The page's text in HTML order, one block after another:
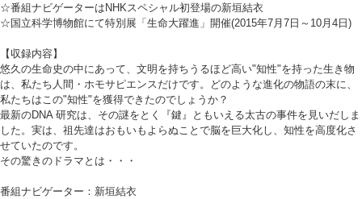
☆番組ナビゲーターはNHKスペシャル初登場の新垣結衣
☆国立科学博物館にて特別展「生命大躍進」開催(2015年7月7日～10月4日)
【収録内容】
悠久の生命史の中にあって、文明を持ちうるほど高い"知性"を持った生き物
は、私たち人間・ホモサピエンスだけです。どのような進化の物語の末に、
私たちはこの"知性"を獲得できたのでしょうか？
最新のDNA 研究は、その謎をとく『鍵』ともいえる太古の事件を見いだしま
した。実は、祖先達はおもいもよらぬことで脳を巨大化し、知性を高度化さ
せていたのです。
その驚きのドラマとは・・・
番組ナビゲーター：新垣結衣